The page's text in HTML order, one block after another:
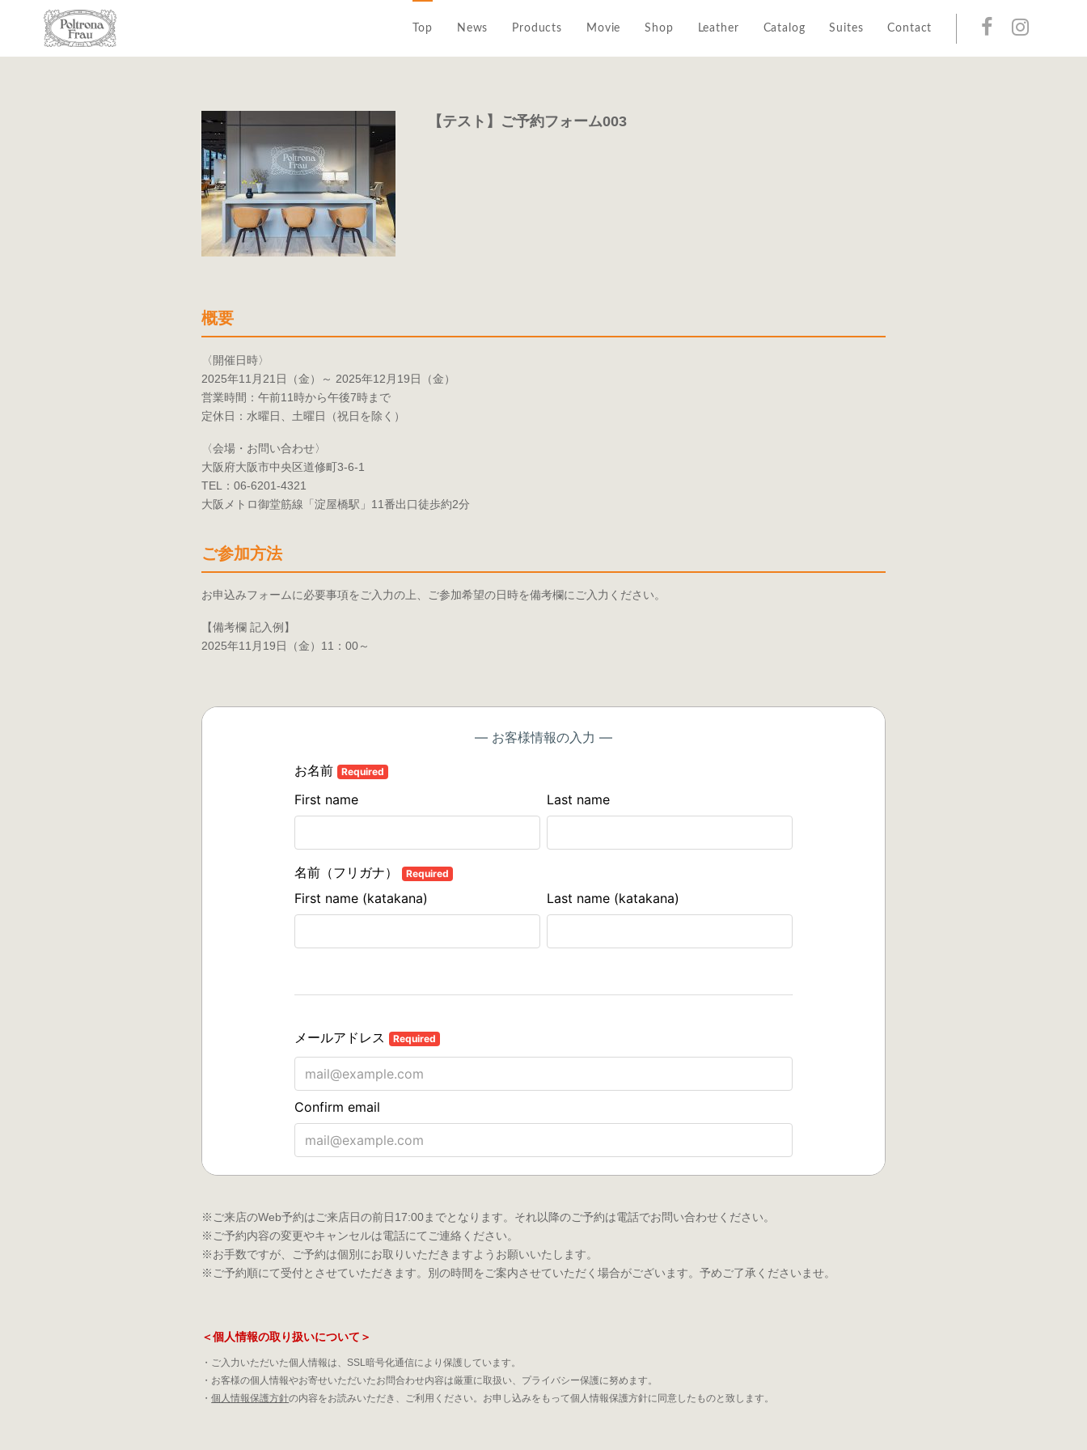
Top News Products Movie Shop Leather Catalog Suites Contact
【テスト】ご予約フォーム003
概要
〈開催日時〉
2025年11月21日（金）～ 2025年12月19日（金）
営業時間：午前11時から午後7時まで
定休日：水曜日、土曜日（祝日を除く）
〈会場・お問い合わせ〉
大阪府大阪市中央区道修町3-6-1
TEL：06-6201-4321
大阪メトロ御堂筋線「淀屋橋駅」11番出口徒歩約2分
ご参加方法
お申込みフォームに必要事項をご入力の上、ご参加希望の日時を備考欄にご入力ください。
【備考欄 記入例】
2025年11月19日（金）11：00～
※ご来店のWeb予約はご来店日の前日17:00までとなります。それ以降のご予約は電話でお問い合わせください。
※ご予約内容の変更やキャンセルは電話にてご連絡ください。
※お手数ですが、ご予約は個別にお取りいただきますようお願いいたします。
※ご予約順にて受付とさせていただきます。別の時間をご案内させていただく場合がございます。予めご了承くださいませ。
＜個人情報の取り扱いについて＞
・ご入力いただいた個人情報は、SSL暗号化通信により保護しています。
・お客様の個人情報やお寄せいただいたお問合わせ内容は厳重に取扱い、プライバシー保護に努めます。
・個人情報保護方針の内容をお読みいただき、ご利用ください。お申し込みをもって個人情報保護方針に同意したものと致します。